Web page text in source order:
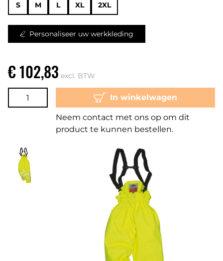
S M L XL 2XL
Personaliseer uw werkkleding
€ 102,83 excl. BTW
In winkelwagen
Neem contact met ons op om dit
product te kunnen bestellen.